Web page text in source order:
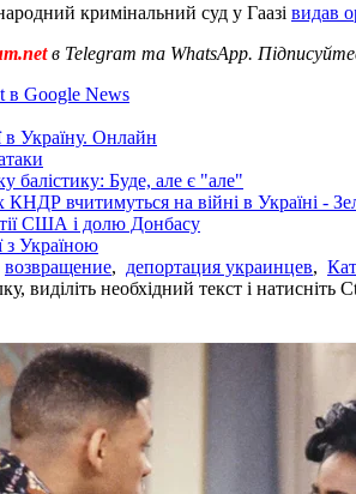
кримінальний суд у Гаазі видав
в Telegram та WhatsApp.
в Google News
в Україну. Онлайн
балістику: Буде, але є "але"
КНДР вчитимуться на війні в Україні -
США і долю Донбасу
з Україною
возвращение, депортация украинцев,
виділіть необхідний текст і